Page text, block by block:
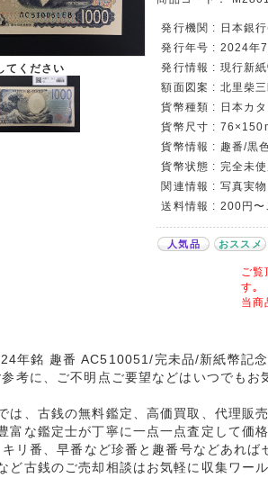
てください
発行機関 : 日本銀
発行年号 : 2024年
発行情報 : 現行新
額面図案 : 北里柴
貨幣種類 : 日本カ
貨幣尺寸 :
貨幣情報 : 趣番/黒
貨幣状態 : 完全未
関連情報 : 写真実
送料情報 : 200円
人気品 おススメ
ご
す｡
当商
年銘 趣番 AC510051/完未品/新紙幣記
考に、ご不明点ご要望などはいつでもお
は、古銭の無料鑑定、高価買取、代理販
富な鑑定士が丁寧に一点一点査定して価
リ番、早番など珍番と趣番号などあれば
ど古銭のご売却相談はお気軽に収集ワー